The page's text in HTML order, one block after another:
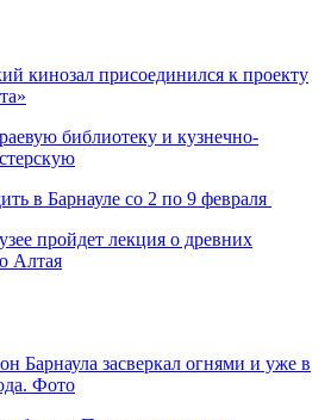
кинозал присоединился к проекту
библиотеку и кузнечно-
в Барнауле со 2 по 9 февраля
пройдет лекция о древних
Алтая
Барнаула засверкал огнями и уже в
Фото